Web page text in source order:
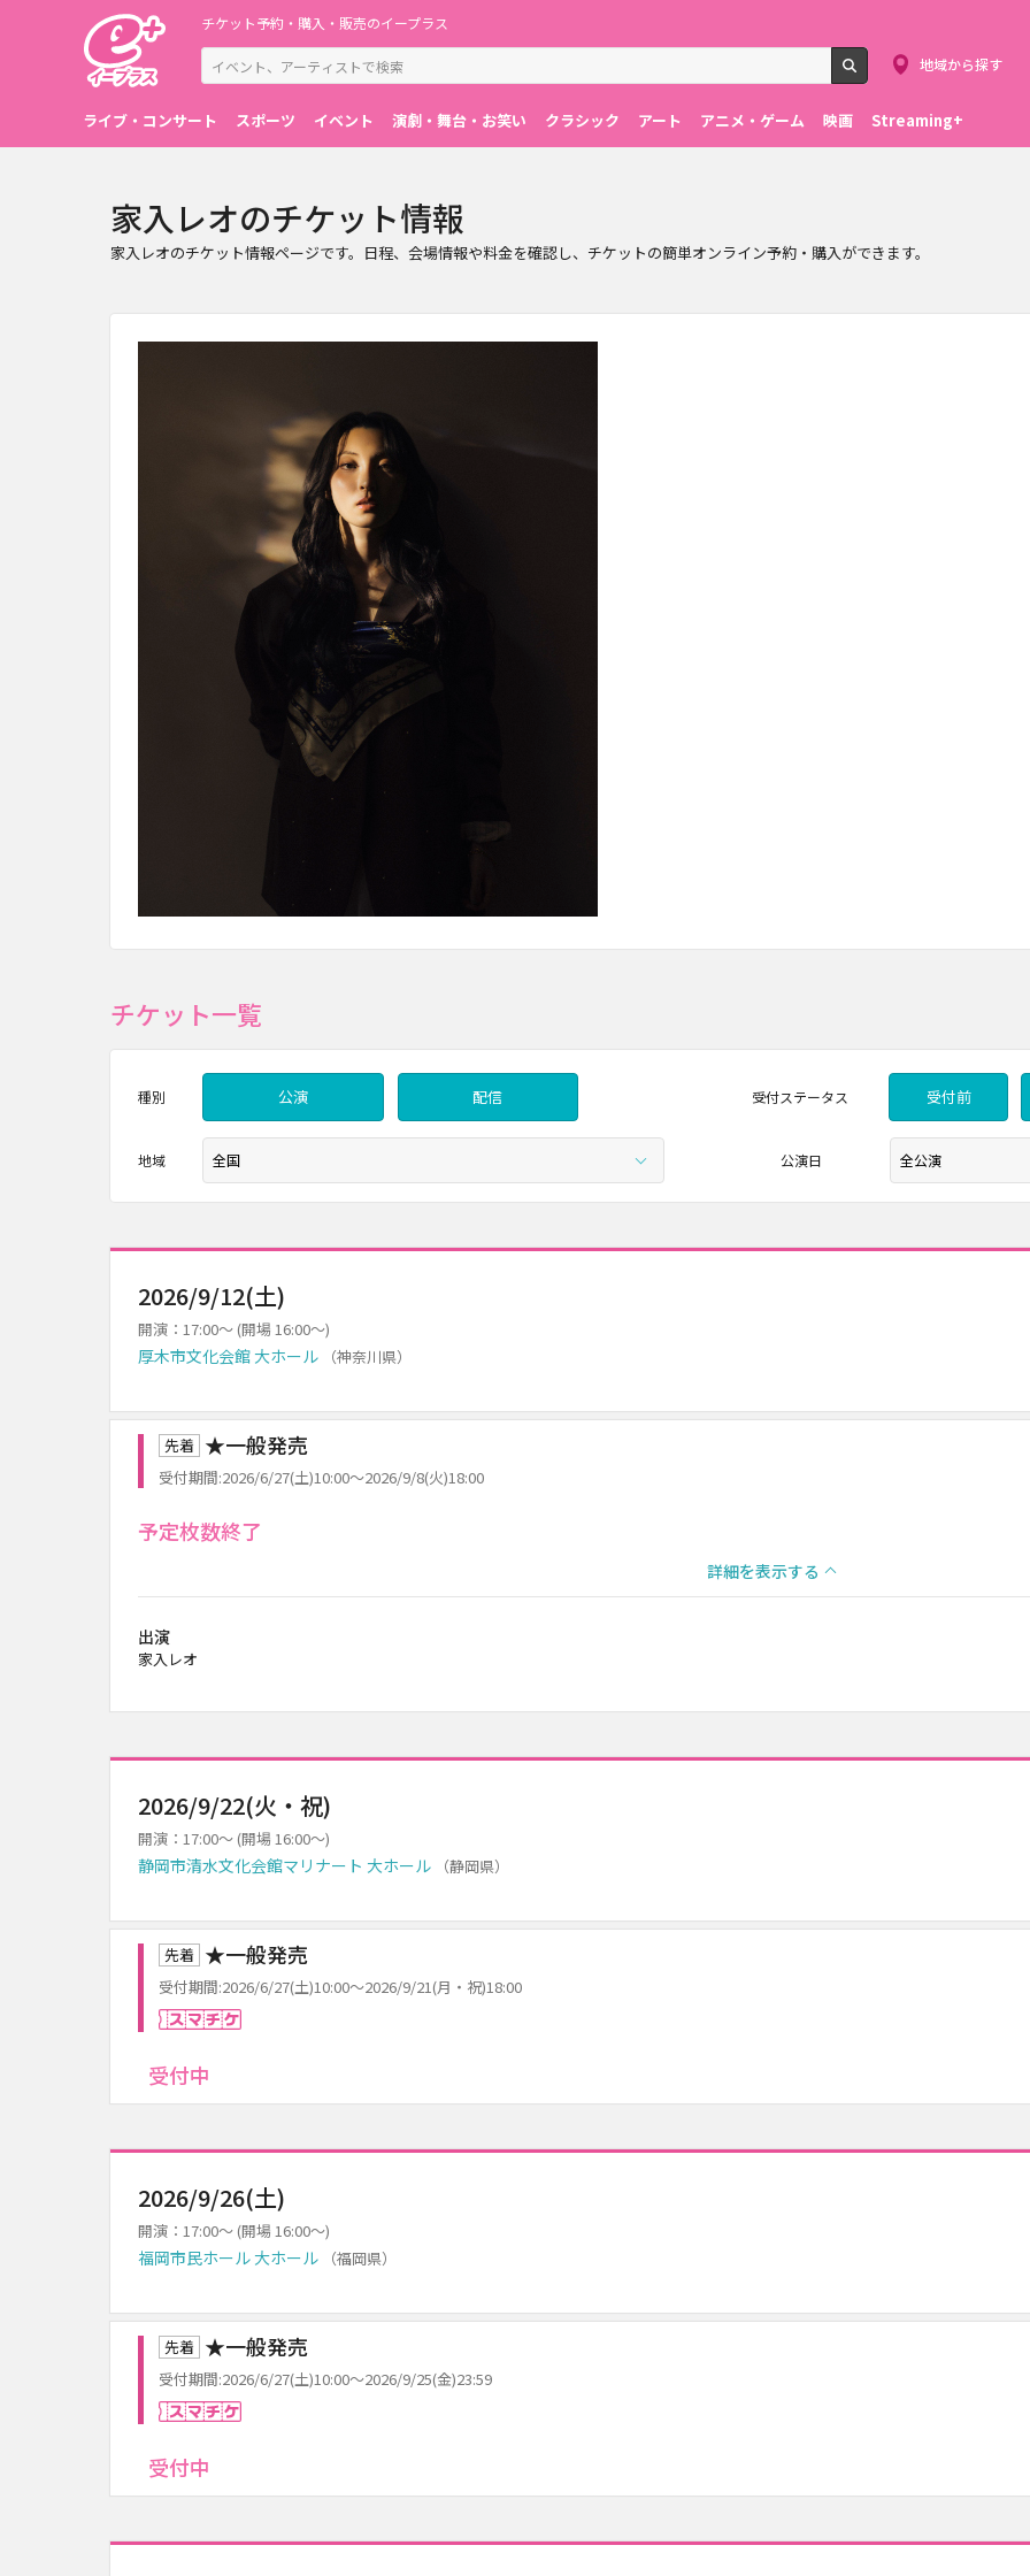
チケット予約・購入・販売のイープラス
検索
地域から探す
ライブ・コンサート スポーツ イベント 演劇・舞台・お笑い クラシック アート アニメ・ゲーム 映画 Streaming+
家入レオのチケット情報
家入レオのチケット情報ページです。日程、会場情報や料金を確認し、チケットの簡単オンライン予約・購入ができます。
チケット一覧
種別 公演 配信 受付ステータス 受付前
地域 公演日
2026/9/12(土)
開演：17:00～ (開場 16:00～)
厚木市文化会館 大ホール （神奈川県）
先着 ★一般発売
受付期間:2026/6/27(土)10:00～2026/9/8(火)18:00
予定枚数終了
詳細を表示する
出演
家入レオ
2026/9/22(火・祝)
開演：17:00～ (開場 16:00～)
静岡市清水文化会館マリナート 大ホール （静岡県）
先着 ★一般発売
受付期間:2026/6/27(土)10:00～2026/9/21(月・祝)18:00
受付中
2026/9/26(土)
開演：17:00～ (開場 16:00～)
福岡市民ホール 大ホール （福岡県）
先着 ★一般発売
受付期間:2026/6/27(土)10:00～2026/9/25(金)23:59
受付中